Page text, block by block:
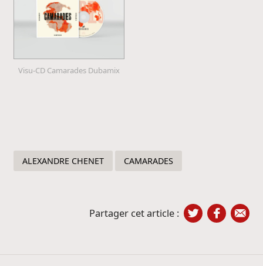
Visu-CD Camarades Dubamix
ALEXANDRE CHENET CAMARADES
Partager cet article :